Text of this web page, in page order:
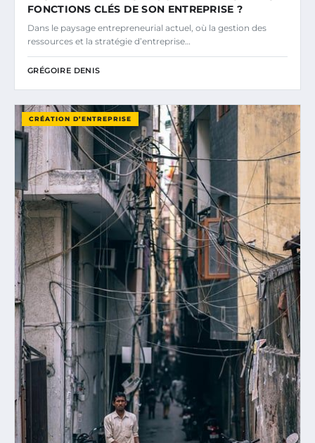
FONCTIONS CLÉS DE SON ENTREPRISE ?
Dans le paysage entrepreneurial actuel, où la gestion des
ressources et la stratégie d’entreprise…
GRÉGOIRE DENIS
CRÉATION D’ENTREPRISE